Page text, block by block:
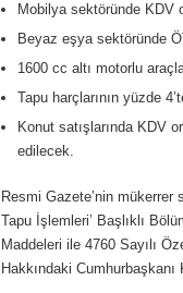
Mobilya sektöründe KDV
Beyaz eşya sektöründe
1600 cc altı motorlu
Tapu harçlarının yüzde
Konut satışlarında KDV
edilecek.
Resmi Gazete’nin mükerrer
Tapu İşlemleri’ Başlıklı
Maddeleri ile 4760 Sayılı
Hakkındaki